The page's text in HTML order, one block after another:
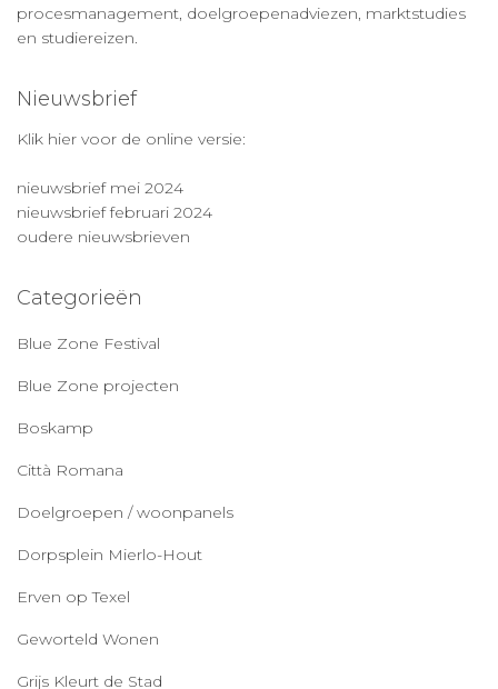
procesmanagement, doelgroepenadviezen, marktstudies
en studiereizen.
Nieuwsbrief
Klik hier voor de online versie:
nieuwsbrief mei 2024
nieuwsbrief februari 2024
oudere nieuwsbrieven
Categorieën
Blue Zone Festival
Blue Zone projecten
Boskamp
Città Romana
Doelgroepen / woonpanels
Dorpsplein Mierlo-Hout
Erven op Texel
Geworteld Wonen
Grijs Kleurt de Stad